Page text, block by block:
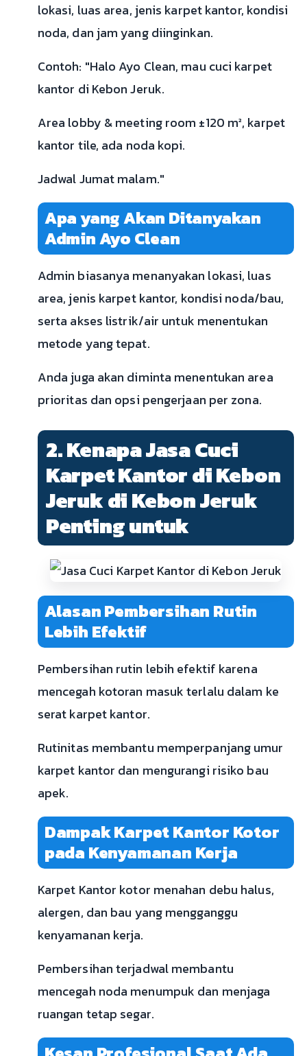
lokasi, luas area, jenis karpet kantor, kondisi
noda, dan jam yang diinginkan.
Contoh: "Halo Ayo Clean, mau cuci karpet
kantor di Kebon Jeruk.
Area lobby & meeting room ±120 m², karpet
kantor tile, ada noda kopi.
Jadwal Jumat malam."
Apa yang Akan Ditanyakan
Admin Ayo Clean
Admin biasanya menanyakan lokasi, luas
area, jenis karpet kantor, kondisi noda/bau,
serta akses listrik/air untuk menentukan
metode yang tepat.
Anda juga akan diminta menentukan area
prioritas dan opsi pengerjaan per zona.
2. Kenapa Jasa Cuci
Karpet Kantor di Kebon
Jeruk di Kebon Jeruk
Penting untuk
Alasan Pembersihan Rutin
Lebih Efektif
Pembersihan rutin lebih efektif karena
mencegah kotoran masuk terlalu dalam ke
serat karpet kantor.
Rutinitas membantu memperpanjang umur
karpet kantor dan mengurangi risiko bau
apek.
Dampak Karpet Kantor Kotor
pada Kenyamanan Kerja
Karpet Kantor kotor menahan debu halus,
alergen, dan bau yang mengganggu
kenyamanan kerja.
Pembersihan terjadwal membantu
mencegah noda menumpuk dan menjaga
ruangan tetap segar.